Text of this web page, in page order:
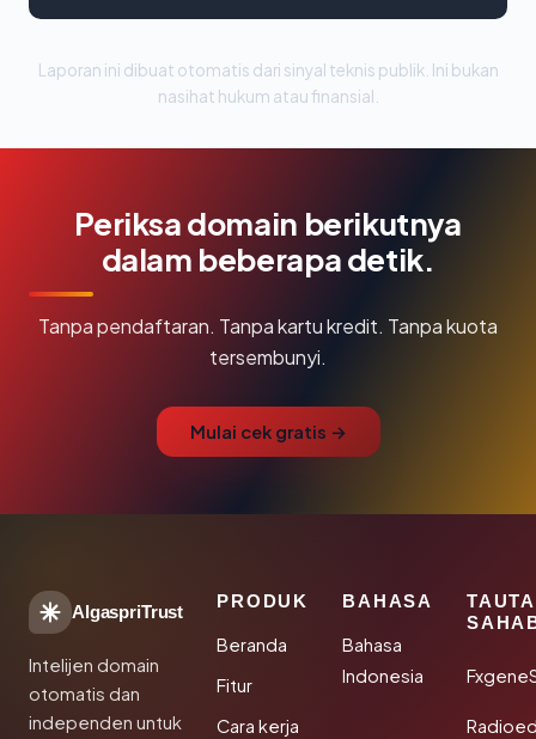
Laporan ini dibuat otomatis dari sinyal teknis publik. Ini bukan
nasihat hukum atau finansial.
Periksa domain berikutnya
dalam beberapa detik.
Tanpa pendaftaran. Tanpa kartu kredit. Tanpa kuota
tersembunyi.
Mulai cek gratis →
AlgaspriTrust
Intelijen domain
otomatis dan
independen untuk
PRODUK
Beranda
Fitur
Cara kerja
BAHASA
Bahasa
Indonesia